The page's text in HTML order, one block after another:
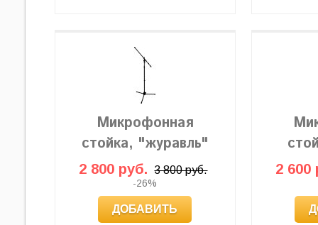
Микрофонная
стойка, "журавль"
2 800 руб. 3 800 руб.
-26%
ДОБАВИТЬ
2 600